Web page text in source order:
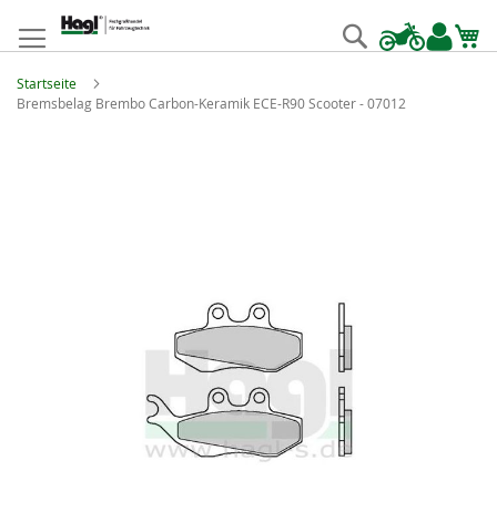
springen
Suche
Startseite
Bremsbelag Brembo Carbon-Keramik ECE-R90 Scooter - 07012